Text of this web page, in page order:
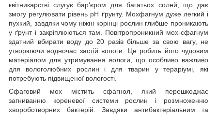
квітникарстві слугує бар'єром для багатьох солей, що дає
змогу регулювати рівень pH ґрунту. Мохфагнум дуже легкий і
пухкий, завдяки чому ніжні корінці рослин глибше проникають
у ґрунт і закріплюються там. Повітропроникний мох-сфагнум
здатний вбирати воду до 20 разів більше за свою вагу, не
утворюючи водночас застій вологи. Це робить його чудовим
матеріалом для утримування вологи, що особливо важливо
для вологолюбних рослин і для тварин у тераріумі, які
потребують підвищеної вологості.
Сфаговий мох містить сфагнол, який перешкоджає
загниванню кореневої системи рослин і розмноженню
хвороботворних бактерій. Завдяки антибактеріальним та